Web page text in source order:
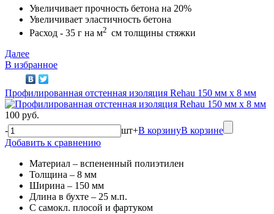
Увеличивает прочность бетона на 20%
Увеличивает эластичность бетона
Расход - 35 г на м2 см толщины стяжки
Далее
В избранное
Профилированная отстенная изоляция Rehau 150 мм х 8 мм
100 руб.
-
шт+В корзинуВ корзине
Добавить к сравнению
Материал – вспененный полиэтилен
Толщина – 8 мм
Ширина – 150 мм
Длина в бухте – 25 м.п.
C самокл. плосой и фартуком